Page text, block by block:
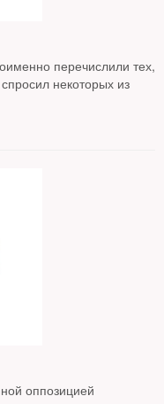
перечислили тех,
некоторых из
оппозицией